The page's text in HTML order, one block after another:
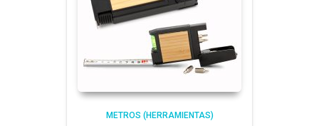
METROS (HERRAMIENTAS)